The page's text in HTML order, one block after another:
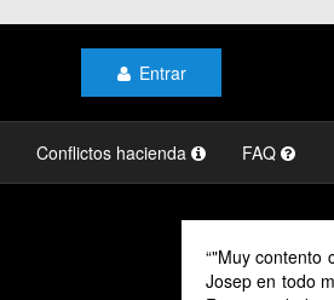
Entrar
Conflictos hacienda FAQ
"Muy contento
Josep en todo